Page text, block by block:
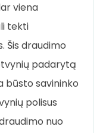
viena
tekti
Šis draudimo
padarytą
būsto savininko
polisus
nuo